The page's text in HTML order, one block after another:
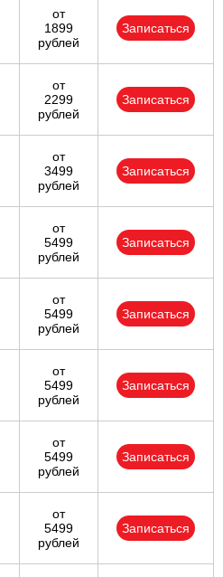
от
1899
рублей
Записаться
от
2299
рублей
Записаться
от
3499
рублей
Записаться
от
5499
рублей
Записаться
от
5499
рублей
Записаться
от
5499
рублей
Записаться
от
5499
рублей
Записаться
от
5499
рублей
Записаться